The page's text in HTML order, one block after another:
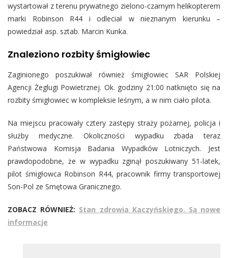
wystartował z terenu prywatnego zielono-czarnym helikopterem
marki Robinson R44 i odleciał w nieznanym kierunku –
powiedział asp. sztab. Marcin Kunka.
Znaleziono rozbity śmigłowiec
Zaginionego poszukiwał również śmigłowiec SAR Polskiej
Agencji Żeglugi Powietrznej. Ok. godziny 21:00 natknięto się na
rozbity śmigłowiec w kompleksie leśnym, a w nim ciało pilota.
Na miejscu pracowały cztery zastępy straży pożarnej, policja i
służby medyczne. Okoliczności wypadku zbada teraz
Państwowa Komisja Badania Wypadków Lotniczych. Jest
prawdopodobne, że w wypadku zginął poszukiwany 51-latek,
pilot śmigłowca Robinson R44, pracownik firmy transportowej
Son-Pol ze Smętowa Granicznego.
ZOBACZ RÓWNIEŻ: Stan zdrowia Kaczyńskiego. Są nowe
informacje